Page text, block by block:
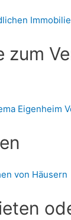
Eigenheim
von Häusern